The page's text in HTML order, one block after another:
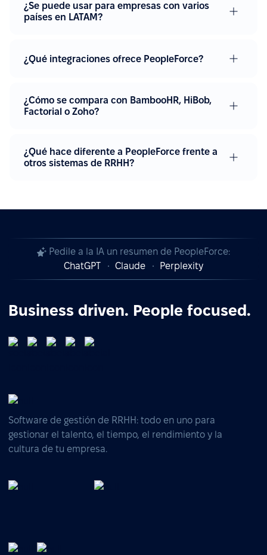
¿Se puede usar para empresas con varios
países en LATAM?
¿Qué integraciones ofrece PeopleForce?
¿Cómo se compara con BambooHR, HiBob,
Factorial o Zoho?
¿Qué hace diferente a PeopleForce frente a
otros sistemas de RRHH?
Pedile a la IA un resumen de PeopleForce:
ChatGPT
Claude Perplexity
Business driven. People focused.
Software de gestión de RRHH: todo en uno para
gestionar el talento, el tiempo, el rendimiento y la
cultura de tu empresa.